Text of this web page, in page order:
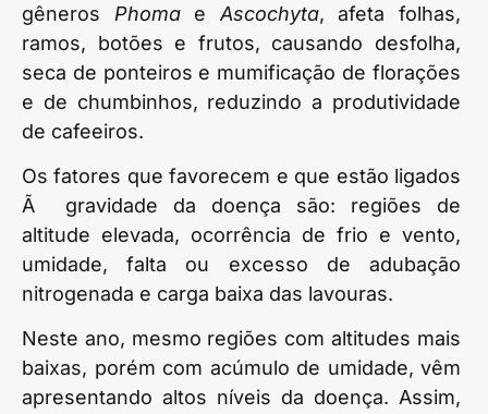
gêneros Phomae Ascochyta, afeta folhas,
ramos, botões e frutos, causando desfolha,
seca de ponteiros e mumificação de florações
e de chumbinhos, reduzindo a produtividade
de cafeeiros.
Os fatores que favorecem e que estão ligados
Ã gravidade da doença são: regiões de
altitude elevada, ocorrência de frio e vento,
umidade, falta ou excesso de adubação
nitrogenada e carga baixa das lavouras.
Neste ano, mesmo regiões com altitudes mais
baixas, porém com acúmulo de umidade, vêm
apresentando altos níveis da doença. Assim,